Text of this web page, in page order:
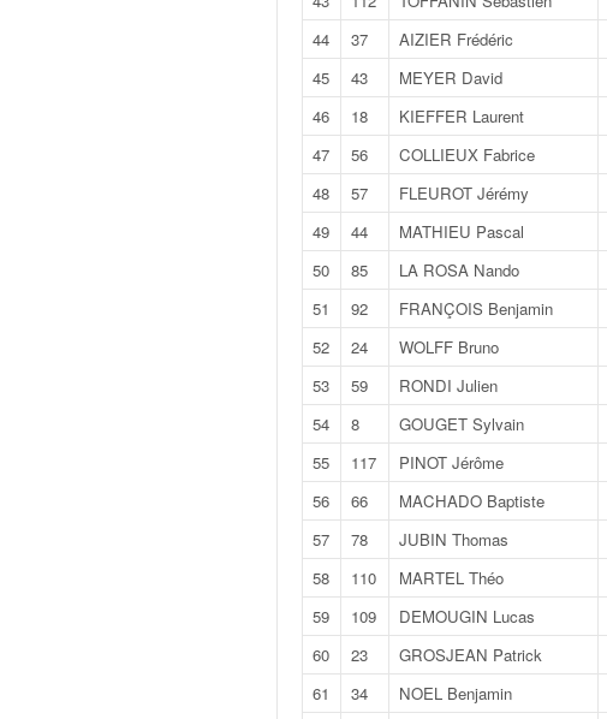
44
37 AIZIER Frédéric
45
43 MEYER David
46
18 KIEFFER Laurent
47
56 COLLIEUX Fabrice
48
57 FLEUROT Jérémy
49
44 MATHIEU Pascal
50
85 LA ROSA Nando
51
92 FRANÇOIS Benjamin
52
24 WOLFF Bruno
53
59 RONDI Julien
54
8 GOUGET Sylvain
55
117 PINOT Jérôme
56
66 MACHADO Baptiste
57
78 JUBIN Thomas
58
110 MARTEL Théo
59
109 DEMOUGIN Lucas
60
23 GROSJEAN Patrick
61
34 NOEL Benjamin